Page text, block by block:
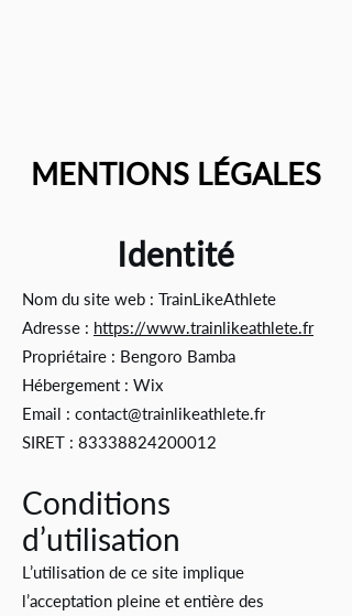
MENTIONS LÉGALES
Identité
Nom du site web : TrainLikeAthlete
Adresse : https://www.trainlikeathlete.fr
Propriétaire : Bengoro Bamba
Hébergement : Wix
Email : contact@trainlikeathlete.fr
SIRET : 83338824200012
Conditions
d’utilisation
L’utilisation de ce site implique
l’acceptation pleine et entière des